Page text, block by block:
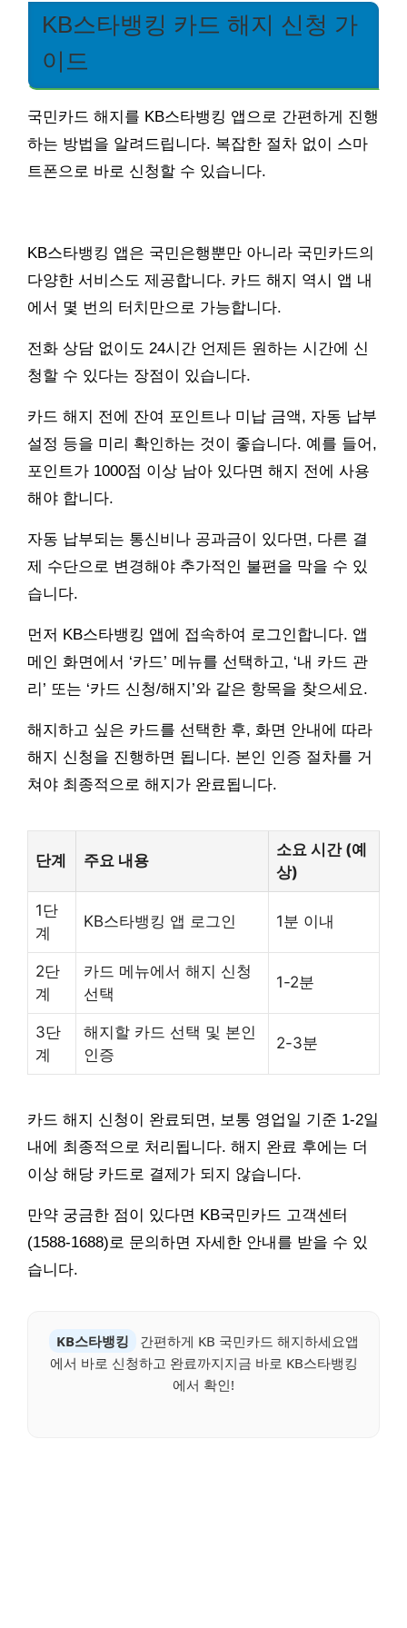
KB스타뱅킹 카드 해지 신청 가
이드
국민카드 해지를 KB스타뱅킹 앱으로 간편하게 진행
하는 방법을 알려드립니다. 복잡한 절차 없이 스마
트폰으로 바로 신청할 수 있습니다.
KB스타뱅킹 앱은 국민은행뿐만 아니라 국민카드의
다양한 서비스도 제공합니다. 카드 해지 역시 앱 내
에서 몇 번의 터치만으로 가능합니다.
전화 상담 없이도 24시간 언제든 원하는 시간에 신
청할 수 있다는 장점이 있습니다.
카드 해지 전에 잔여 포인트나 미납 금액, 자동 납부
설정 등을 미리 확인하는 것이 좋습니다. 예를 들어,
포인트가 1000점 이상 남아 있다면 해지 전에 사용
해야 합니다.
자동 납부되는 통신비나 공과금이 있다면, 다른 결
제 수단으로 변경해야 추가적인 불편을 막을 수 있
습니다.
먼저 KB스타뱅킹 앱에 접속하여 로그인합니다. 앱
메인 화면에서 ‘카드’ 메뉴를 선택하고, ‘내 카드 관
리’ 또는 ‘카드 신청/해지’와 같은 항목을 찾으세요.
해지하고 싶은 카드를 선택한 후, 화면 안내에 따라
해지 신청을 진행하면 됩니다. 본인 인증 절차를 거
쳐야 최종적으로 해지가 완료됩니다.
단계 주요 내용
소요 시간 (예
상)
1단
계
KB스타뱅킹 앱 로그인 1분 이내
2단
계
카드 메뉴에서 해지 신청
선택
1-2분
3단
계
해지할 카드 선택 및 본인
인증
2-3분
카드 해지 신청이 완료되면, 보통 영업일 기준 1-2일
내에 최종적으로 처리됩니다. 해지 완료 후에는 더
이상 해당 카드로 결제가 되지 않습니다.
만약 궁금한 점이 있다면 KB국민카드 고객센터
(1588-1688)로 문의하면 자세한 안내를 받을 수 있
습니다.
KB스타뱅킹
간편하게 KB 국민카드 해지하세요앱
에서 바로 신청하고 완료까지지금 바로 KB스타뱅킹
에서 확인!